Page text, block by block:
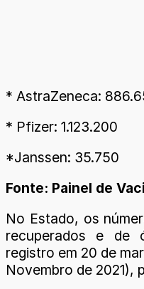
* AstraZeneca:
* Pfizer: 1.123.200
*Janssen: 35.750
Fonte: Painel de
No Estado, os
recuperados e de
registro em 20 de
Novembro de 2021),